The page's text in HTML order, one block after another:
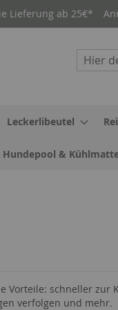
Lieferung ab 25€*
Suche
Leckerlibeutel
Hundepool &
Vorteile: schneller zur
verfolgen und mehr.